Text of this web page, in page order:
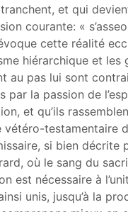
et qui
courante: «
cette réalité
hiérarchique et les
au pas lui sont
par la passion de
et qu’ils
vétéro-testamentaire
si bien décrite
où le sang du
est nécessaire à
unis, jusqu’à la